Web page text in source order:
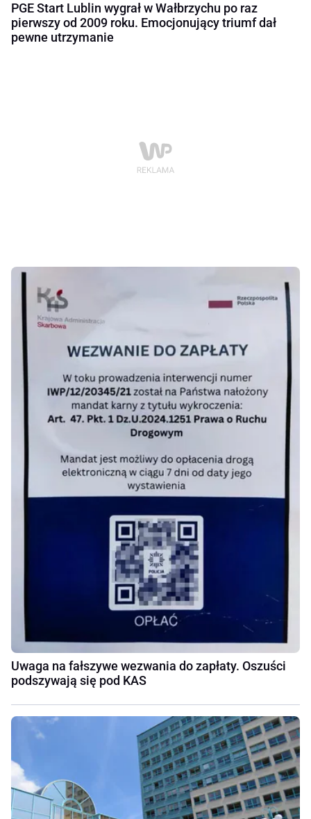
PGE Start Lublin wygrał w Wałbrzychu po raz
pierwszy od 2009 roku. Emocjonujący triumf dał
pewne utrzymanie
Uwaga na fałszywe wezwania do zapłaty. Oszuści
podszywają się pod KAS